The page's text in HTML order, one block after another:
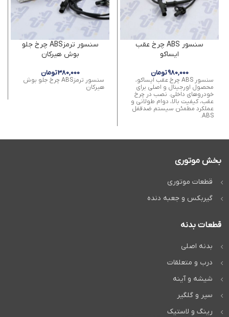
سنسور ABS چرخ عقب
ایساکو
980,000تومان
سنسور ABS چرخ عقب ایساکو،
محصول اورجینال و اصلی برای
خودروهای داخلی. نصب در چرخ
عقب، کیفیت بالا، دوام طولانی و
عملکرد مطمئن سیستم ضدقفل
ABS.
سنسور ترمزABS چرخ جلو
بوش هیرکان
380,000تومان
سنسور ترمزABS چرخ جلو بوش
هیرکان
بخش موتوری
قطعات موتوری
گیربکس و جعبه دنده
قطعات بدنه
بدنه اصلی
درب و متعلقات
شیشه و آینه
سپر و گلگیر
رینگ و لاستیک